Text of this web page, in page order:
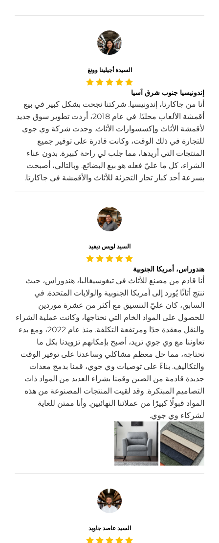
السيدة أجيلينا وونغ
إندونيسيا جنوب شرق آسيا
أنا من جاكارتا، إندونيسيا. شركتنا نجحت بشكل كبير في بيع
أقمشة الألعاب محليًا. في عام 2018، أردت تطوير سوق جديد
لأقمشة الأثاث وإكسسوارات الأثاث. وجدت شركة وي جوي
للتجارة في ذلك الوقت، وكانت قادرة على توفير جميع
المنتجات التي أريدها، مما جلب لي راحة كبيرة. بدون عناء
الشراء، كل ما عليّ فعله هو بيع البضائع. وبالتالي، أصبحت
بسرعة أحد كبار تجار التجزئة للأثاث والأقمشة في جاكارتا.
السيد لويس ديفيد
هندوراس، أمريكا الجنوبية
أنا قادم من مصنع للأثاث في تيغوسيغالبا، هندوراس، حيث
ننتج أثاثًا يُورد إلى أمريكا الجنوبية والولايات المتحدة. في
السابق، كان عليّ التنسيق مع أكثر من عشرة موردين
للحصول على المواد الخام التي نحتاجها، وكانت عملية الشراء
والنقل معقدة جدًا ومرتفعة التكلفة. منذ عام 2022، ومع بدء
تعاوننا مع وي جوي تريد، أصبح بإمكانهم تزويدنا بكل ما
نحتاجه، مما حل معظم مشاكلي وساعدنا على توفير الوقت
والتكاليف. بناءً على توصيات وي جوي، قمنا بدمج معدات
جديدة قادمة من الصين وقمنا بشراء العديد من المواد ذات
التصاميم المبتكرة. وقد لقيت المنتجات المصنوعة من هذه
المواد قبولًا كبيرًا من عملائنا النهائيين. وأنا ممتن للغاية
لشركاء وي جوي.
السيد عاصد جاويد